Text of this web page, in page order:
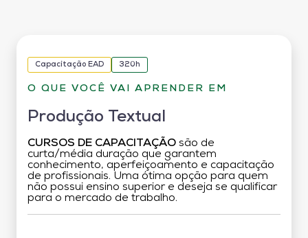
Capacitação EAD 320h
O QUE VOCÊ VAI APRENDER EM
Produção Textual
CURSOS DE CAPACITAÇÃO são de
curta/média duração que garantem
conhecimento, aperfeiçoamento e capacitação
de profissionais. Uma ótima opção para quem
não possui ensino superior e deseja se qualificar
para o mercado de trabalho.